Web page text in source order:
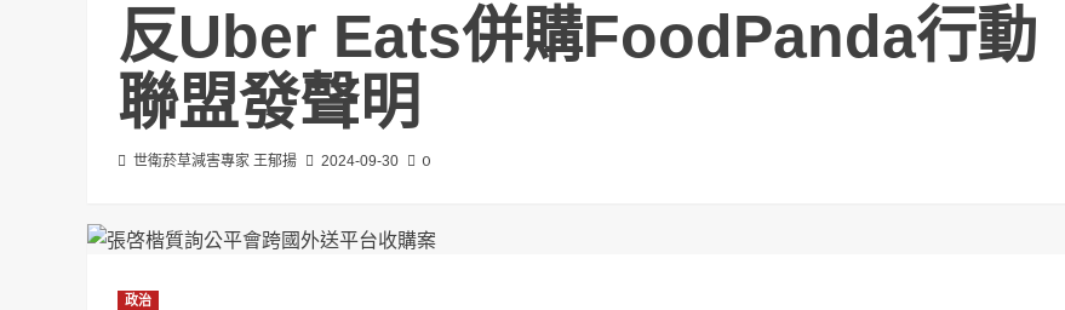
反Uber Eats併購FoodPanda行動
聯盟發聲明
世衛菸草減害專家 王郁揚 2024-09-30 0
政治